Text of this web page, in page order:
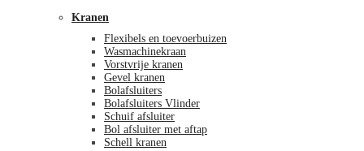
Kranen
Flexibels en toevoerbuizen
Wasmachinekraan
Vorstvrije kranen
Gevel kranen
Bolafsluiters
Bolafsluiters Vlinder
Schuif afsluiter
Bol afsluiter met aftap
Schell kranen